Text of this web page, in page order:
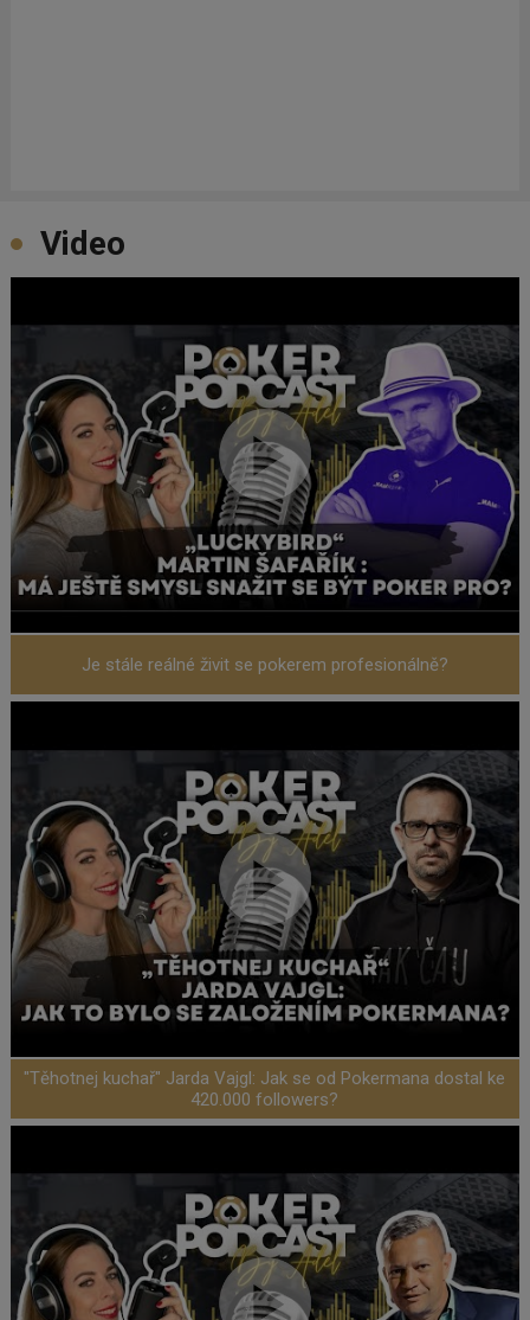
Video
Je stále reálné živit se pokerem profesionálně?
"Těhotnej kuchař" Jarda Vajgl: Jak se od Pokermana dostal ke
420.000 followers?